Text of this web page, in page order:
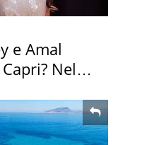
e Amal
Nel